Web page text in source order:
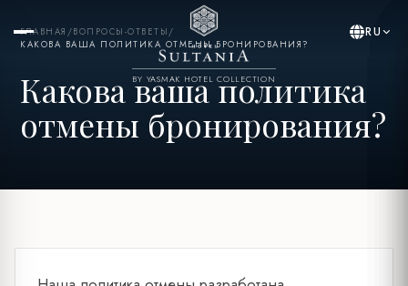
BY YASMAK HOTEL COLLECTION
RU
ГЛАВНАЯ /ВОПРОСЫ-ОТВЕТЫ /
КАКОВА ВАША ПОЛИТИКА ОТМЕНЫ БРОНИРОВАНИЯ?
Какова ваша политика
отмены бронирования?